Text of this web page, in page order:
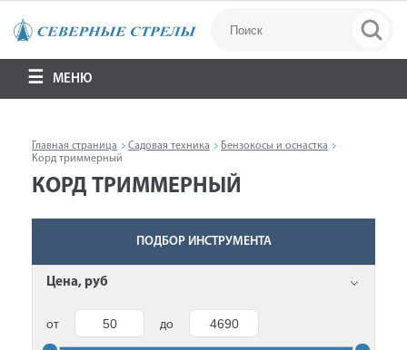
МЕНЮ
Главная страница Садовая техника
Бензокосы и оснастка
Корд триммерный
КОРД ТРИММЕРНЫЙ
ПОДБОР ИНСТРУМЕНТА
Цена, руб
от до